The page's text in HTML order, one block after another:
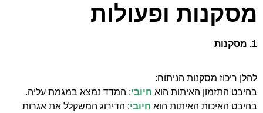
מסקנות ופעולות
1. מסקנות
להלן ריכוז מסקנות הניתוח:
בהיבט התזמון האיתות הוא חיובי: המדד נמצא במגמת עליה.
בהיבט האיכות האיתות הוא חיובי: הדירוג המשקלל את אגרות